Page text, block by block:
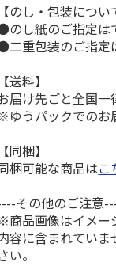
翔
試
ダ
MLB ドジャース
谷翔平 2026 NL
4月投手…
【のし・包装につい
のし紙のご指定は
二重包装のご指定
【送料】
届け先ごと全国一
ゆうパックでのお
【同梱】
梱可能な商品はこ
その他のご注意
商品画像はイメー
容に含まれてい
い。